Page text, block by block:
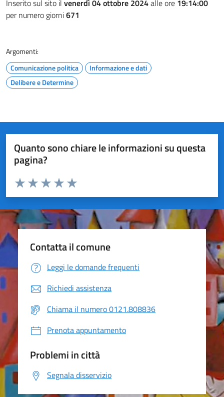
Inserito sul sito il venerdì 04 ottobre 2024alle ore 19:14:00
per numero giorni671
Argomenti:
Comunicazione politica
Informazione e dati
Delibere e Determine
Quanto sono chiare le informazioni su questa
pagina?
Valuta da 1 a 5 stelle la pagina
Valuta 5 stelle su 5
Valuta 4 stelle su 5
Valuta 3 stelle su 5
Valuta 2 stelle su 5
Valuta 1 stelle su 5
Contatta il comune
Leggi le domande frequenti
Richiedi assistenza
Chiama il numero 0121.808836
Prenota appuntamento
Problemi in città
Segnala disservizio